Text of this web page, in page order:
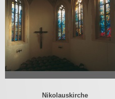
Nikolauskirche